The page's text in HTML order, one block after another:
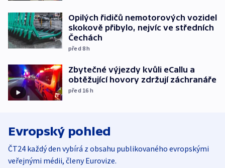
Opilých řidičů nemotorových vozidel
skokově přibylo, nejvíc ve středních
Čechách
před 8h
Zbytečné výjezdy kvůli eCallu a
obtěžující hovory zdržují záchranáře
před 16 h
Evropský pohled
ČT24 každý den vybírá z obsahu publikovaného evropskými
veřejnými médii, členy Eurovize.